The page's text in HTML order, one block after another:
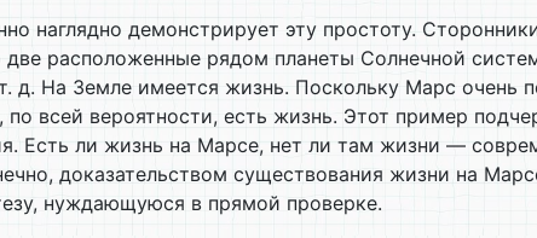
наглядно демонстрирует эту простоту.
расположенные рядом планеты Солнечной
д. На Земле имеется жизнь. Поскольку Марс очень
всей вероятности, есть жизнь. Этот пример
Есть ли жизнь на Марсе, нет ли там жизни —
доказательством существования жизни на
нуждающуюся в прямой проверке.